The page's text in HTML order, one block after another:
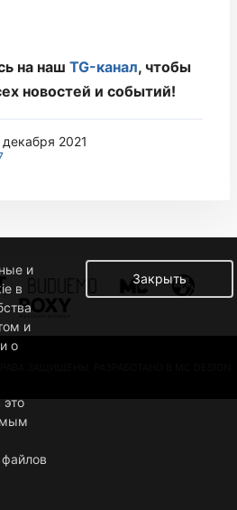
на наш TG-канал, чтобы
новостей и событий!
2021
ЗАЩИЩЕНЫ. РАЗРАБОТАНО В MC DESIGN.
Закрыть
и
в
и
о